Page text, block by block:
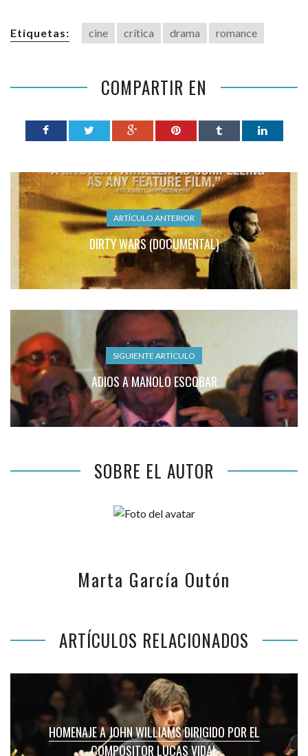
Etiquetas: cine crítica drama romance
COMPARTIR EN
ARTÍCULO ANTERIOR
DIRTY WARS (DOCUMENTAL)
SIGUIENTE ARTÍCULO
ADIOS A MANOLO ESCOBAR
SOBRE EL AUTOR
Marta García Outón
ARTÍCULOS RELACIONADOS
HOMENAJE A JOHN WILLIAMS DIRIGIDO POR EL
COMPOSITOR LUCAS VIDAL